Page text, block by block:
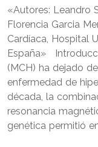
«Autores: Leandro
Florencia Garcia
Cardíaca, Hospital
España»
(MCH) ha dejado
enfermedad de
década, la
resonancia
genética permitió